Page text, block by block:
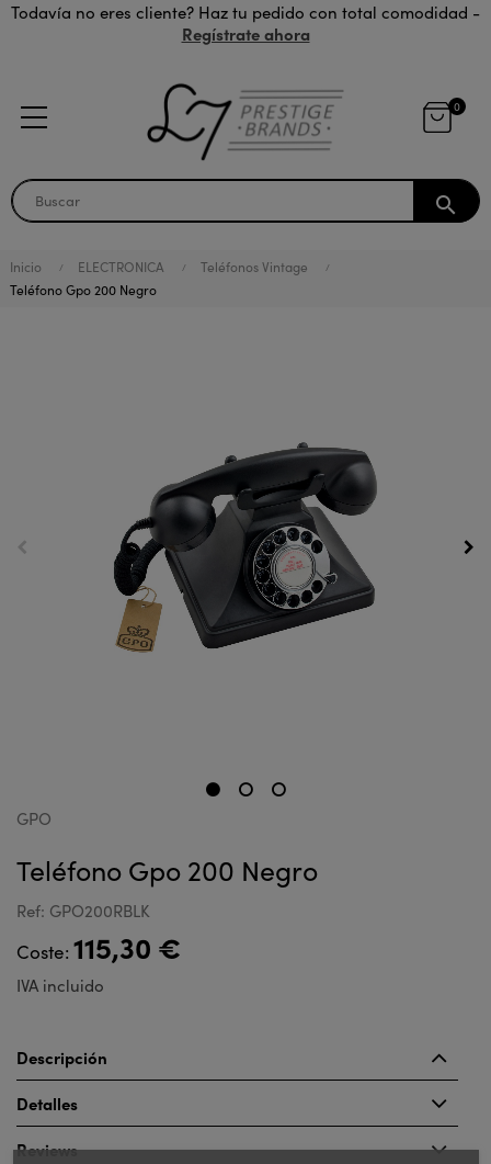
Todavía no eres cliente? Haz tu pedido con total comodidad -
Regístrate ahora
0
search
Inicio ELECTRONICA
Teléfonos Vintage
Teléfono Gpo 200 Negro
GPO
Teléfono Gpo 200 Negro
Ref: GPO200RBLK
Coste: 115,30 €
IVA incluido
Descripción
Detalles
Reviews